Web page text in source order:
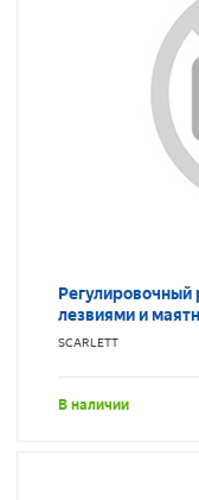
Регулировочный
лезвиями и
SCARLETT
В наличии